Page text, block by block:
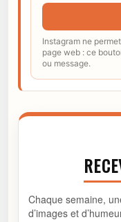
Instagram ne
page web : ce
ou message.
Chaque semaine,
d’images et